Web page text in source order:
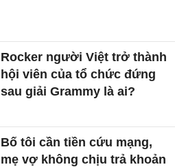
Rocker người Việt trở thành
hội viên của tổ chức đứng
sau giải Grammy là ai?
Bố tôi cần tiền cứu mạng,
mẹ vợ không chịu trả khoản